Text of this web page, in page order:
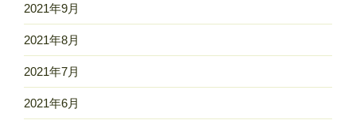
2021年9月
2021年8月
2021年7月
2021年6月